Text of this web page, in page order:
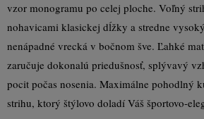
vzor monogramu po celej ploche. Voľný
nohavicami klasickej dĺžky a stredne
nenápadné vrecká v bočnom šve. Ľahké
zaručuje dokonalú priedušnosť, splývavý
pocit počas nosenia. Maximálne pohodlný
strihu, ktorý štýlovo doladí Váš športovo-